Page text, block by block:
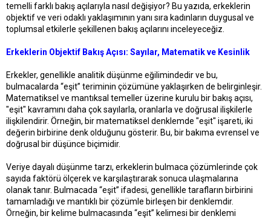
temelli farklı bakış açılarıyla nasıl değişiyor? Bu yazıda, erkeklerin
objektif ve veri odaklı yaklaşımının yanı sıra kadınların duygusal ve
toplumsal etkilerle şekillenen bakış açılarını inceleyeceğiz.
Erkeklerin Objektif Bakış Açısı: Sayılar, Matematik ve Kesinlik
Erkekler, genellikle analitik düşünme eğilimindedir ve bu,
bulmacalarda “eşit” teriminin çözümüne yaklaşırken de belirginleşir.
Matematiksel ve mantıksal temeller üzerine kurulu bir bakış açısı,
"eşit" kavramını daha çok sayılarla, oranlarla ve doğrusal ilişkilerle
ilişkilendirir. Örneğin, bir matematiksel denklemde "eşit" işareti, iki
değerin birbirine denk olduğunu gösterir. Bu, bir bakıma evrensel ve
doğrusal bir düşünce biçimidir.
Veriye dayalı düşünme tarzı, erkeklerin bulmaca çözümlerinde çok
sayıda faktörü ölçerek ve karşılaştırarak sonuca ulaşmalarına
olanak tanır. Bulmacada “eşit” ifadesi, genellikle tarafların birbirini
tamamladığı ve mantıklı bir çözümle birleşen bir denklemdir.
Örneğin, bir kelime bulmacasında “eşit” kelimesi bir denklemi